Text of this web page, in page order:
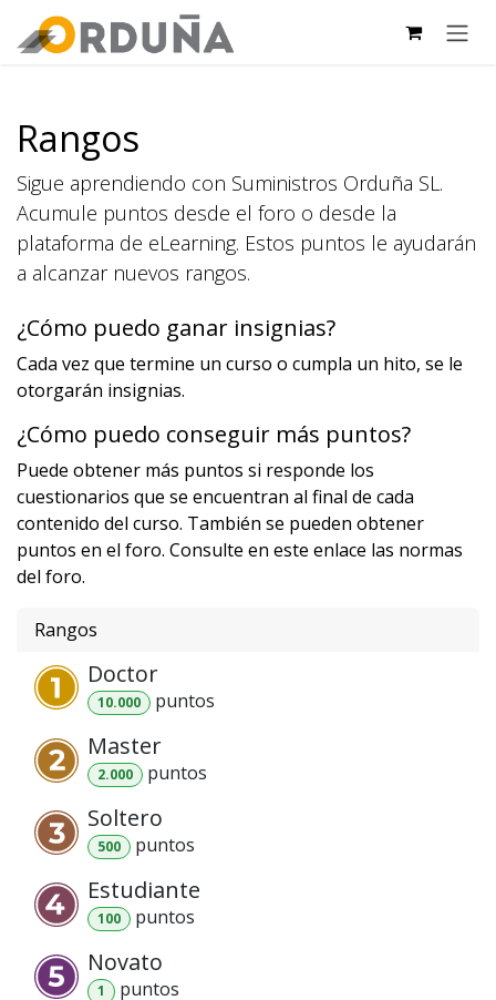
Rangos
Sigue aprendiendo con Suministros Orduña SL.
Acumule puntos desde el foro o desde la
plataforma de eLearning. Estos puntos le ayudarán
a alcanzar nuevos rangos.
¿Cómo puedo ganar insignias?
Cada vez que termine un curso o cumpla un hito, se le
otorgarán insignias.
¿Cómo puedo conseguir más puntos?
Puede obtener más puntos si responde los
cuestionarios que se encuentran al final de cada
contenido del curso. También se pueden obtener
puntos en el foro. Consulte en este enlace las normas
del foro.
Rangos
Doctor
10.000 puntos
Master
2.000 puntos
Soltero
500 puntos
Estudiante
100 puntos
Novato
1 puntos